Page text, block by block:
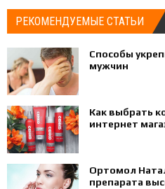
РЕКОМЕНДУЕМЫЕ СТАТЬИ
Способы
мужчин
Как выбрать
интернет
Ортомол
препарата